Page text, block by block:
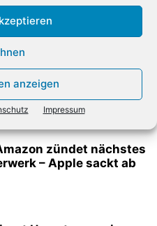
anzeigen
Impressum
Nächster Artikel
Übernahme
Artikel
zündet nächstes
– Apple sackt ab